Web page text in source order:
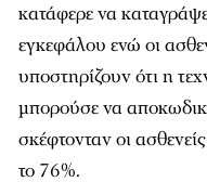
κατάφερε να
εγκεφάλου ενώ οι
υποστηρίζουν ότι η
μπορούσε να
σκέφτονταν οι
το 76%.